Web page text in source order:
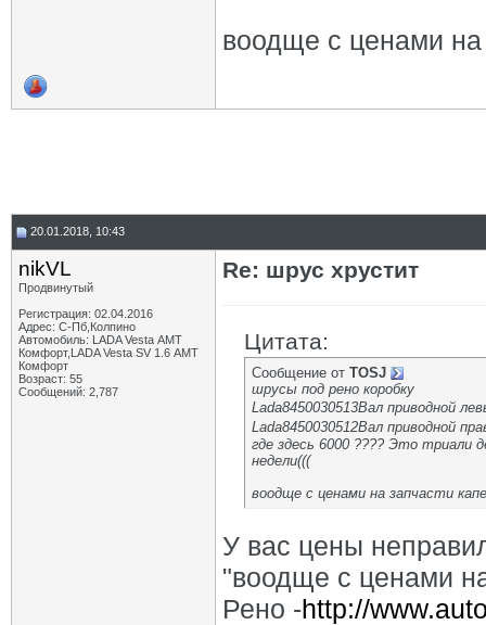
воодще с ценами на
20.01.2018, 10:43
nikVL
Продвинутый
Регистрация: 02.04.2016
Адрес: С-Пб,Колпино
Автомобиль: LADA Vesta АМТ
Комфорт,LADA Vesta SV 1.6 АМТ
Комфорт
Возраст: 55
Сообщений: 2,787
Re: шрус хрустит
Цитата:
Сообщение от TOSJ
шрусы под рено коробку
Lada8450030513Вал приводной
Lada8450030512Вал приводной
где здесь 6000 ???? Это триали
недели(((
воодще с ценами на запчасти
У вас цены
"воодще с ценами
Рено -http://